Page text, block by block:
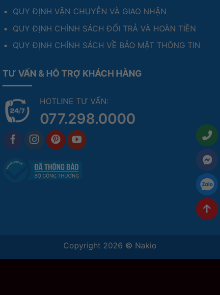
QUY ĐỊNH VẬN CHUYỄN VÀ GIAO NHẬN
QUY ĐỊNH CHÍNH SÁCH ĐỔI TRẢ VÀ HOÀN TIỀN
QUY ĐỊNH CHÍNH SÁCH VỀ BẢO MẬT THÔNG TIN
TƯ VẤN & HỖ TRỢ KHÁCH HÀNG
HOTLINE TƯ VẤN:
077.298.0000
Copyright 2026 © Nakio